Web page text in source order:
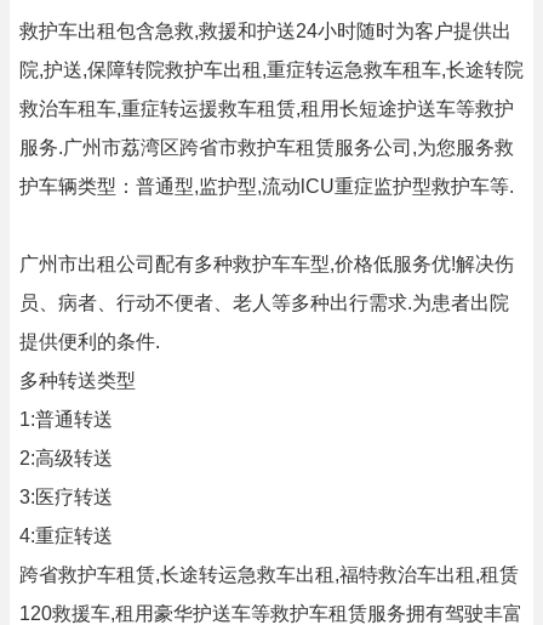
救护车出租包含急救,救援和护送24小时随时为客户提供出
院,护送,保障转院救护车出租,重症转运急救车租车,长途转院
救治车租车,重症转运援救车租赁,租用长短途护送车等救护
服务.广州市荔湾区跨省市救护车租赁服务公司,为您服务救
护车辆类型：普通型,监护型,流动lCU重症监护型救护车等.
广州市出租公司配有多种救护车车型,价格低服务优!解决伤
员、病者、行动不便者、老人等多种出行需求.为患者出院
提供便利的条件.
多种转送类型
1:普通转送
2:高级转送
3:医疗转送
4:重症转送
跨省救护车租赁,长途转运急救车出租,福特救治车出租,租赁
120救援车,租用豪华护送车等救护车租赁服务拥有驾驶丰富